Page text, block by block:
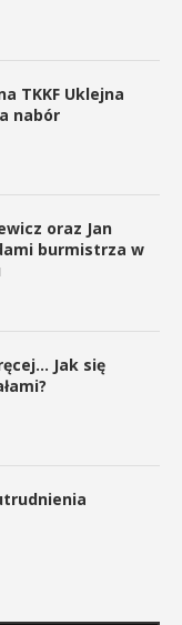
TKKF Uklejna
nabór
oraz Jan
burmistrza w
Jak się